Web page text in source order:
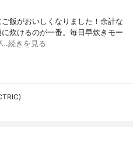
飯がおいしくなりました！余計な
炊けるのが一番。毎日早炊きモー
…続きを見る